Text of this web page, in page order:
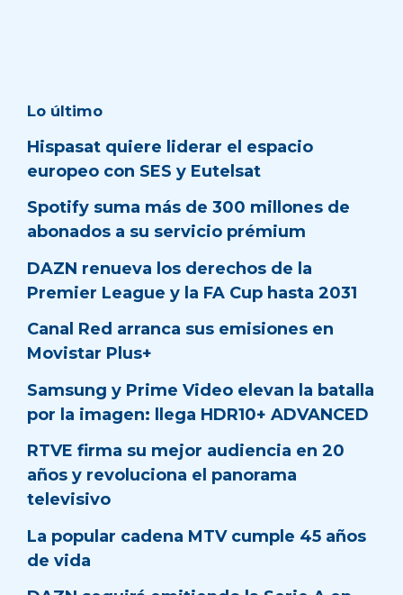
Lo último
Hispasat quiere liderar el espacio
europeo con SES y Eutelsat
Spotify suma más de 300 millones de
abonados a su servicio prémium
DAZN renueva los derechos de la
Premier League y la FA Cup hasta 2031
Canal Red arranca sus emisiones en
Movistar Plus+
Samsung y Prime Video elevan la batalla
por la imagen: llega HDR10+ ADVANCED
RTVE firma su mejor audiencia en 20
años y revoluciona el panorama
televisivo
La popular cadena MTV cumple 45 años
de vida